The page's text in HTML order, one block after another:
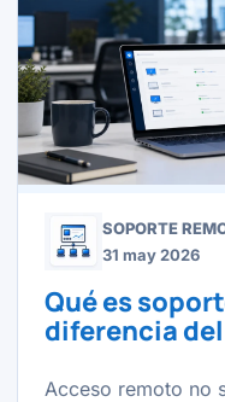
SOPORTE
31 may 2026
Qué es
diferencia
Acceso remoto no